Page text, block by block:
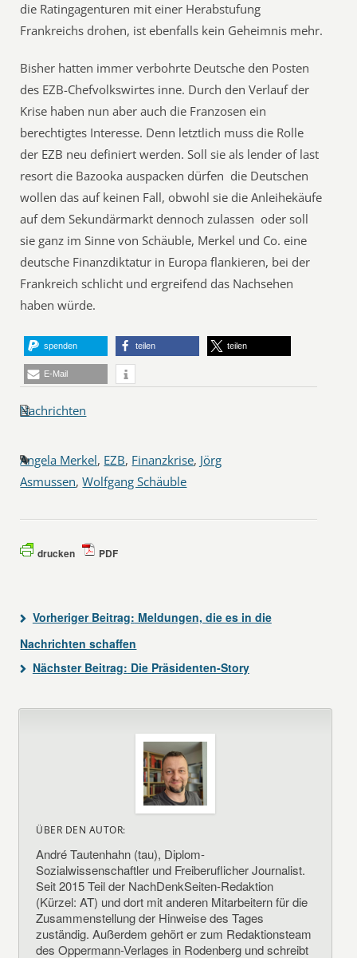
die Ratingagenturen mit einer Herabstufung
Frankreichs drohen, ist ebenfalls kein Geheimnis mehr.
Bisher hatten immer verbohrte Deutsche den Posten
des EZB-Chefvolkswirtes inne. Durch den Verlauf der
Krise haben nun aber auch die Franzosen ein
berechtigtes Interesse. Denn letztlich muss die Rolle
der EZB neu definiert werden. Soll sie als lender of last
resort die Bazooka auspacken dürfen  die Deutschen
wollen das auf keinen Fall, obwohl sie die Anleihekäufe
auf dem Sekundärmarkt dennoch zulassen  oder soll
sie ganz im Sinne von Schäuble, Merkel und Co. eine
deutsche Finanzdiktatur in Europa flankieren, bei der
Frankreich schlicht und ergreifend das Nachsehen
haben würde.
spenden teilen teilen
E-Mail
Nachrichten
Angela Merkel, EZB, Finanzkrise, Jörg
Asmussen,Wolfgang Schäuble
drucken PDF
Vorheriger Beitrag: Meldungen, die es in die
Nachrichten schaffen
Nächster Beitrag: Die Präsidenten-Story
ÜBER DEN AUTOR:
André Tautenhahn (tau), Diplom-
Sozialwissenschaftler und Freiberuflicher Journalist.
Seit 2015 Teil der NachDenkSeiten-Redaktion
(Kürzel: AT) und dort mit anderen Mitarbeitern für die
Zusammenstellung der Hinweise des Tages
zuständig. Außerdem gehört er zum Redaktionsteam
des Oppermann-Verlages in Rodenberg und schreibt